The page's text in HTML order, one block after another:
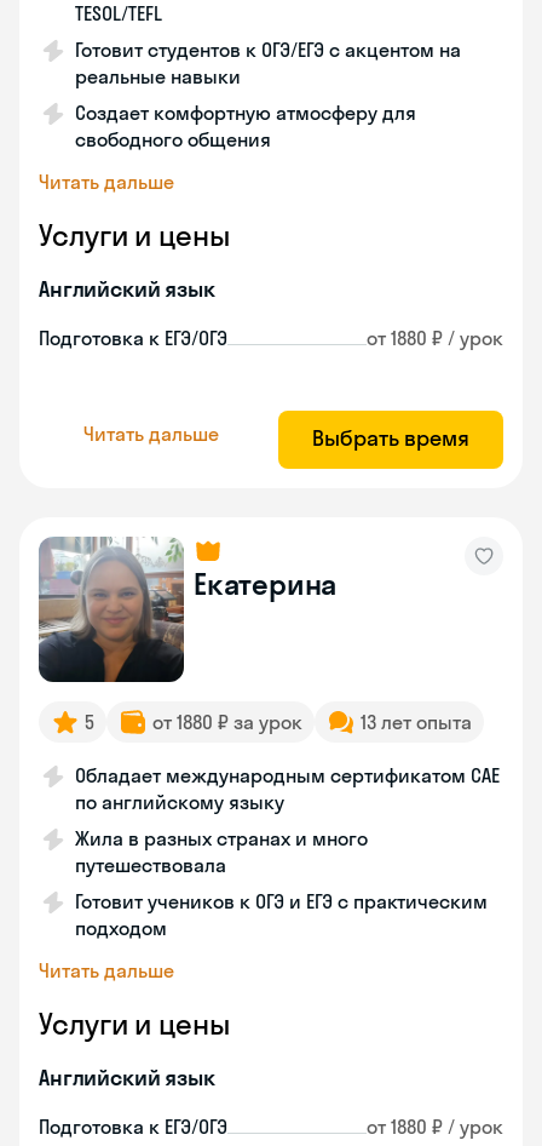
TESOL/TEFL
Готовит студентов к ОГЭ/ЕГЭ с акцентом на
реальные навыки
Создает комфортную атмосферу для
свободного общения
Читать дальше
Услуги и цены
Английский язык
Подготовка к ЕГЭ/ОГЭ от 1880 ₽ / урок
Читать дальше Выбрать время
Екатерина
5 от 1880 ₽ за урок 13 лет опыта
Обладает международным сертификатом CAE
по английскому языку
Жила в разных странах и много
путешествовала
Готовит учеников к ОГЭ и ЕГЭ с практическим
подходом
Читать дальше
Услуги и цены
Английский язык
Подготовка к ЕГЭ/ОГЭ от 1880 ₽ / урок